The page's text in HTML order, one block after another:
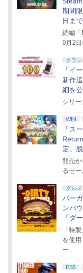
期間
日まで
続編「
9月2
クラシ
「イ
新作
細を
8月27
シリ
WIN
「ス
定。
活
発売か
るセ
グルメ
バー
ンパ
「ダ
ダー
「特
を使
ー
PS5
【特典】進撃の巨人3
Switch2版(【早期購入
封入特典】DLC)
ファイアー
万紫千紅
￥8,970
【中古】DualSense ワ
イヤレスコントローラ
ー周辺機器(メーカー純
正)ソフト／コントロー
ラ・ゲーム
テイクツー
クティブ・
【PS5】グ
フト・オ
ードインボ
配送日：
日、プレイ
2026年11
ンド セフ
￥8,320
ワイヤレス コントローラー ゲー
Switch1 PS4 PS3 PC Steam プロ
ーラー スイッチコントローラー
連射コントローラーゲームコン
面ボタン TURBO コントローラ
舞台『刀剣乱舞』蔵出
し映像集ー无伝 夕紅の
士ー大坂夏の陣ー篇ー
【Blu-ray】 [ 鈴木拡樹
クスノキの
産限定版)
東野圭吾 ]
￥7,550
ニンテンドープリペイ
7
ニンテンド
ド番号
ンコード版
プレイステーション ス
7
【PS5】進
【メーカ
【早期購
ャラクター
パーツ：自
カー」DLC
【純正品】Xbox 充電
7
【純正品】
ヤレス コ
(カーボン
ヤマトよ永遠に
7
【
定】劇場
ヤバイや
ray（
典：Blu-
ース）